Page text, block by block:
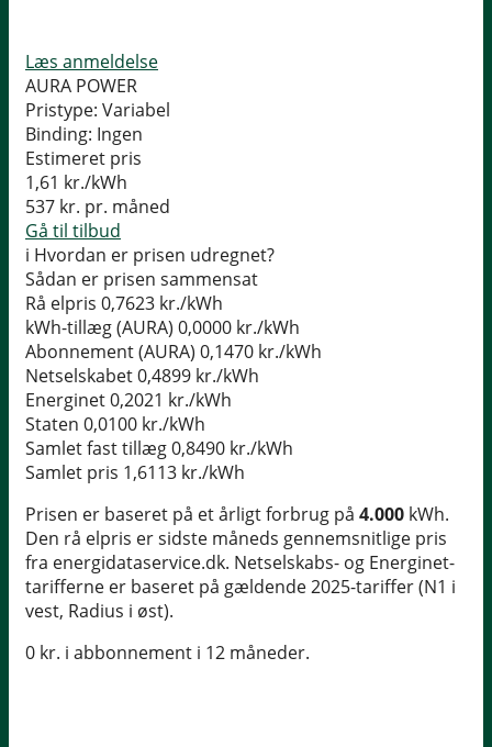
Læs anmeldelse
AURA POWER
Pristype: Variabel
Binding: Ingen
Estimeret pris
1,61 kr./kWh
537 kr. pr. måned
Gå til tilbud
i Hvordan er prisen udregnet?
Sådan er prisen sammensat
Rå elpris 0,7623 kr./kWh
kWh-tillæg (AURA) 0,0000 kr./kWh
Abonnement (AURA) 0,1470 kr./kWh
Netselskabet0,4899 kr./kWh
Energinet0,2021 kr./kWh
Staten 0,0100 kr./kWh
Samlet fast tillæg0,8490 kr./kWh
Samlet pris 1,6113 kr./kWh
Prisen er baseret på et årligt forbrug på 4.000 kWh.
Den rå elpris er sidste måneds gennemsnitlige pris
fra energidataservice.dk. Netselskabs- og Energinet-
tarifferne er baseret på gældende 2025-tariffer (N1 i
vest, Radius i øst).
0 kr. i abbonnement i 12 måneder.